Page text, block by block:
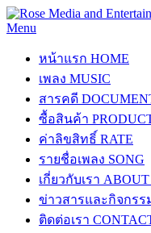
Menu
หน้าแรก HOME
เพลง MUSIC
สารคดี
ซื้อสินค้า
ค่าลิขสิทธิ์ RATE
รายชื่อเพลง SONG
เกี่ยวกับเรา ABOUT
ข่าวสารและกิจกรร
ติดต่อเรา